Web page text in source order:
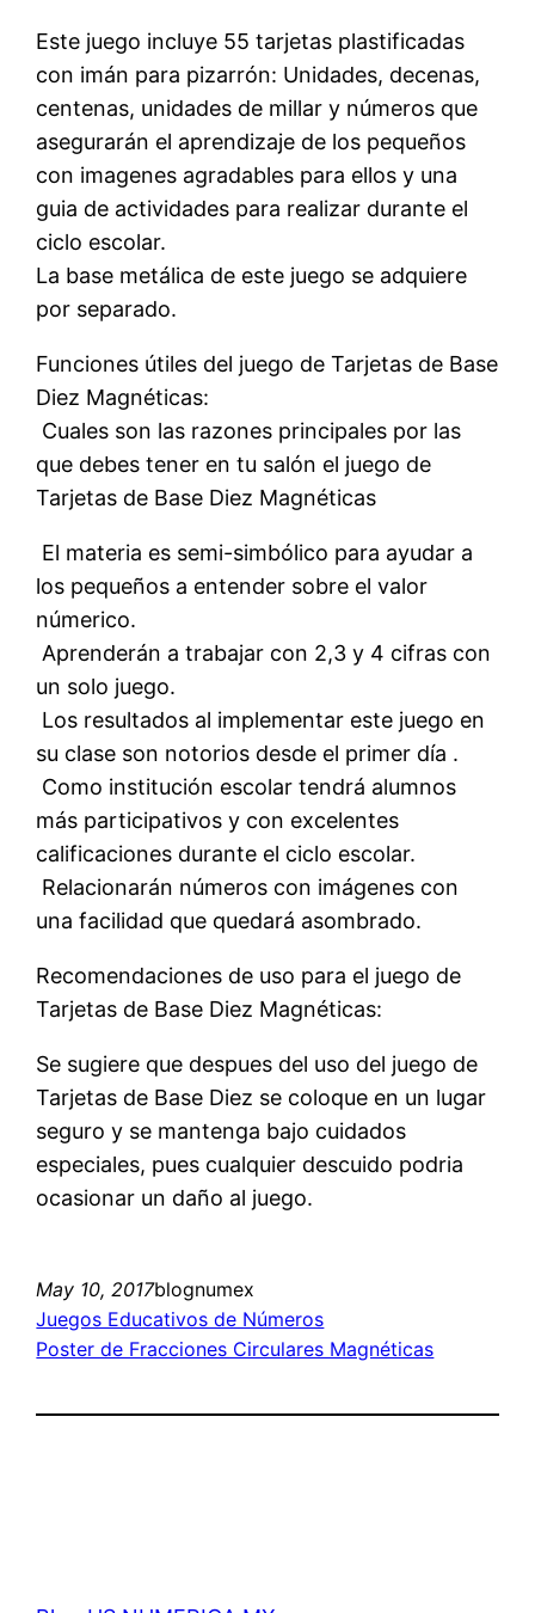
Este juego incluye 55 tarjetas plastificadas
con imán para pizarrón: Unidades, decenas,
centenas, unidades de millar y números que
asegurarán el aprendizaje de los pequeños
con imagenes agradables para ellos y una
guia de actividades para realizar durante el
ciclo escolar.
La base metálica de este juego se adquiere
por separado.
Funciones útiles del juego de Tarjetas de Base
Diez Magnéticas:
 Cuales son las razones principales por las
que debes tener en tu salón el juego de
Tarjetas de Base Diez Magnéticas
 El materia es semi-simbólico para ayudar a
los pequeños a entender sobre el valor
númerico.
 Aprenderán a trabajar con 2,3 y 4 cifras con
un solo juego.
 Los resultados al implementar este juego en
su clase son notorios desde el primer día .
 Como institución escolar tendrá alumnos
más participativos y con excelentes
calificaciones durante el ciclo escolar.
 Relacionarán números con imágenes con
una facilidad que quedará asombrado.
Recomendaciones de uso para el juego de
Tarjetas de Base Diez Magnéticas:
Se sugiere que despues del uso del juego de
Tarjetas de Base Diez se coloque en un lugar
seguro y se mantenga bajo cuidados
especiales, pues cualquier descuido podria
ocasionar un daño al juego.
May 10, 2017blognumex
Juegos Educativos de Números
Poster de Fracciones Circulares Magnéticas